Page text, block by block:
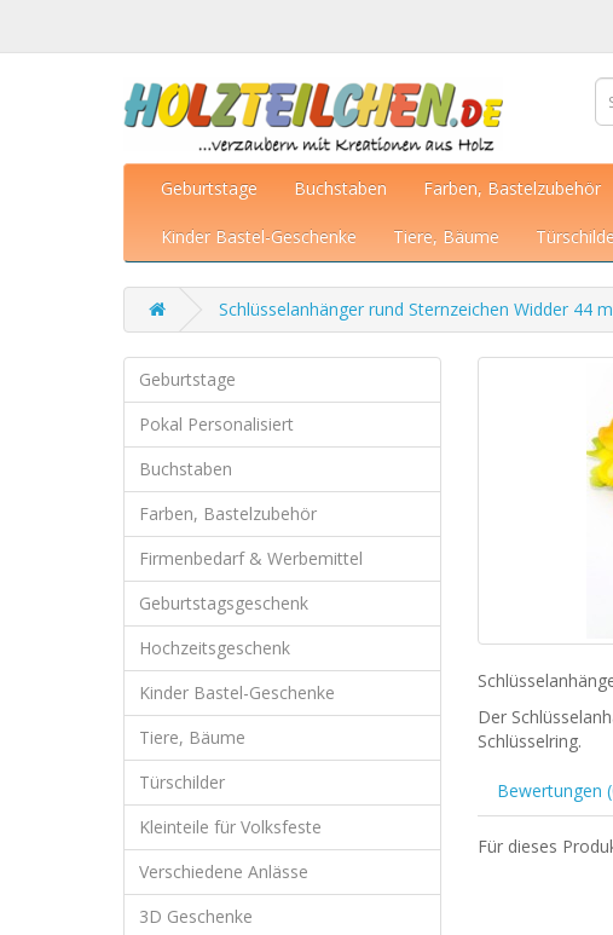
Geburtstage Buchstaben Farben, Bastelzubehör
Kinder Bastel-Geschenke Tiere, Bäume
Schlüsselanhänger rund Sternzeichen Widder 44
Geburtstage
Pokal Personalisiert
Buchstaben
Farben, Bastelzubehör
Firmenbedarf & Werbemittel
Geburtstagsgeschenk
Hochzeitsgeschenk
Kinder Bastel-Geschenke
Tiere, Bäume
Türschilder
Kleinteile für Volksfeste
Verschiedene Anlässe
3D Geschenke
Der
Schlüsselring.
Bewertungen
Für dieses